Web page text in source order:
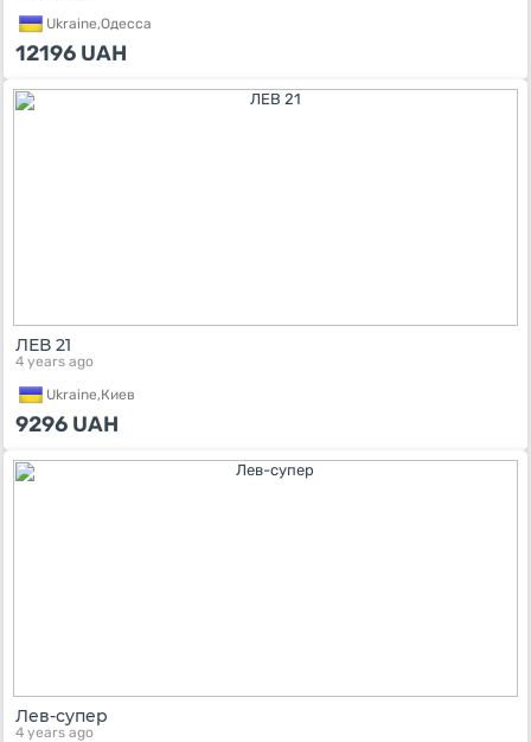
Ukraine,Одесса
12196 UAH
ЛЕВ 21
4 years ago
Ukraine,Киев
9296 UAH
Лев-супер
4 years ago